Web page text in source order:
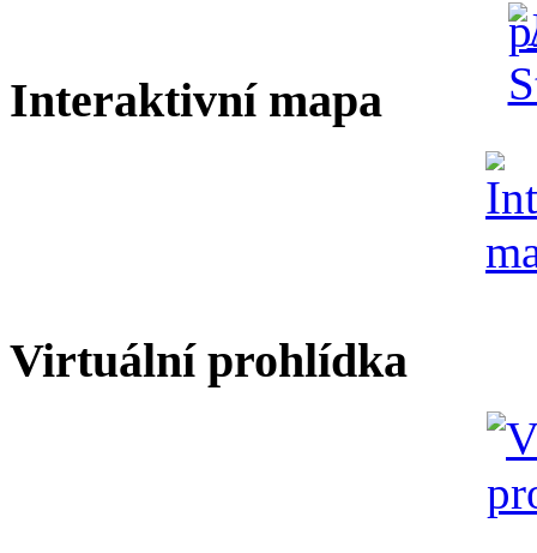
Interaktivní mapa
Virtuální prohlídka